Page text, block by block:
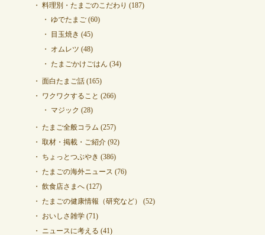
料理別・たまごのこだわり (187)
ゆでたまご(60)
目玉焼き (45)
オムレツ (48)
たまごかけごはん (34)
面白たまご話(165)
ワクワクすること (266)
マジック (28)
たまご全般コラム (257)
取材・掲載・ご紹介(92)
ちょっとつぶやき (386)
たまごの海外ニュース (76)
飲食店さまへ(127)
たまごの健康情報（研究など）
(52)
おいしさ雑学(71)
ニュースに考える (41)